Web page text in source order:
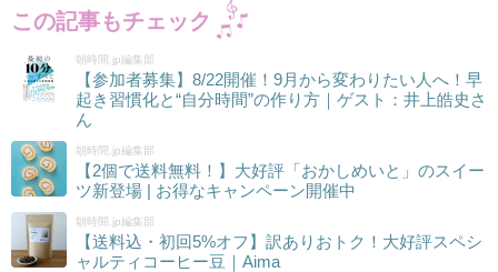
この記事もチェック
朝時間.jp編集部
【参加者募集】8/22開催！9月から変わりたい人へ！早
起き習慣化と“自分時間”の作り方｜ゲスト：井上皓史さ
ん
朝時間.jp編集部
【2個で送料無料！】大好評「おかしめいと」のスイー
ツ新登場 | お得なキャンペーン開催中
朝時間.jp編集部
【送料込・初回5%オフ】訳ありおトク！大好評スペシ
ャルティコーヒー豆｜Aima